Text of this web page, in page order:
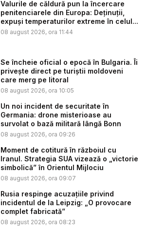
Valurile de căldură pun la încercare
penitenciarele din Europa: Deținuții,
expuși temperaturilor extreme în celul...
08 august 2026, ora 11:44
Se încheie oficial o epocă în Bulgaria. Îi
privește direct pe turiștii moldoveni
care merg pe litoral
08 august 2026, ora 10:05
Un noi incident de securitate în
Germania: drone misterioase au
survolat o bază militară lângă Bonn
08 august 2026, ora 09:26
Moment de cotitură în războiul cu
Iranul. Strategia SUA vizează o „victorie
simbolică” în Orientul Mijlociu
08 august 2026, ora 09:07
Rusia respinge acuzațiile privind
incidentul de la Leipzig: „O provocare
complet fabricată”
08 august 2026, ora 08:23